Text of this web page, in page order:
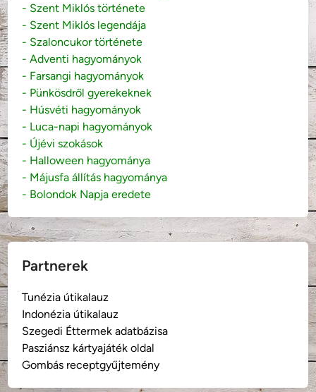
- Szent Miklós története
- Szent Miklós legendája
- Szaloncukor története
- Adventi hagyományok
- Farsangi hagyományok
- Pünkösdről gyerekeknek
- Húsvéti hagyományok
- Luca-napi hagyományok
- Újévi szokások
- Halloween hagyománya
- Májusfa állítás hagyománya
- Bolondok Napja eredete
Partnerek
Tunézia útikalauz
Indonézia útikalauz
Szegedi Éttermek adatbázisa
Pasziánsz kártyajáték oldal
Gombás receptgyűjtemény